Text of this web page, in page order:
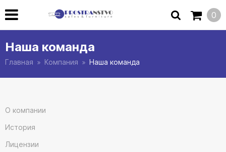
0
Наша команда
Главная Компания Наша команда
О компании
История
Лицензии